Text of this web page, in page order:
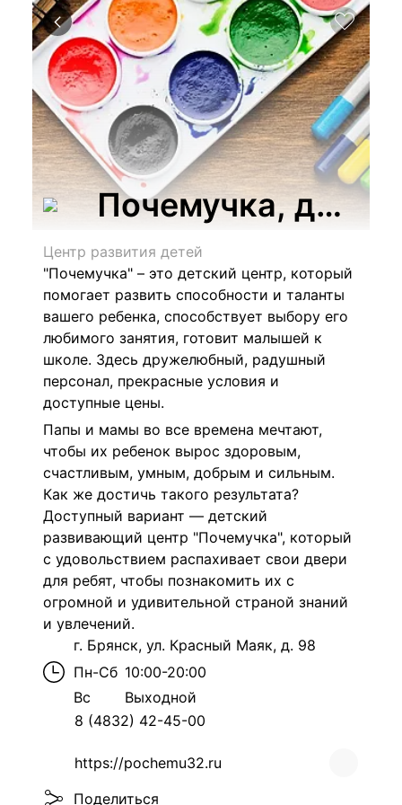
Почемучка,
Центр развития детей
"Почемучка" – это детский центр, который
помогает развить способности и таланты
вашего ребенка, способствует выбору его
любимого занятия, готовит малышей к
школе. Здесь дружелюбный, радушный
персонал, прекрасные условия и
доступные цены.
Папы и мамы во все времена мечтают,
чтобы их ребенок вырос здоровым,
счастливым, умным, добрым и сильным.
Как же достичь такого результата?
Доступный вариант — детский
развивающий центр "Почемучка", который
с удовольствием распахивает свои двери
для ребят, чтобы познакомить их с
огромной и удивительной страной знаний
и увлечений.
г. Брянск, ул. Красный Маяк, д. 98
Пн-Сб 10:00-20:00
Вс
Выходной
8 (4832) 42-45-00
https://pochemu32.ru
Поделиться